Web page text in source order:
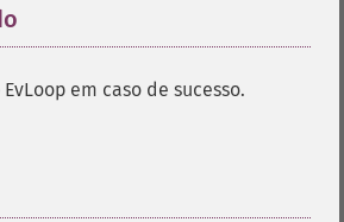
em caso de sucesso.